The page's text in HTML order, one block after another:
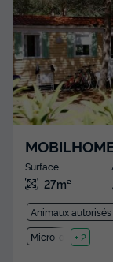
Surface
27m²
Animaux autorisés
Micro-ondes
+ 2